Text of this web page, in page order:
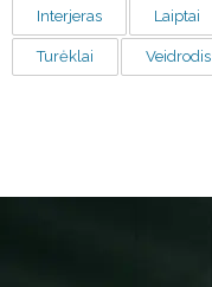
Interjeras Laiptai
Turėklai Veidrodis